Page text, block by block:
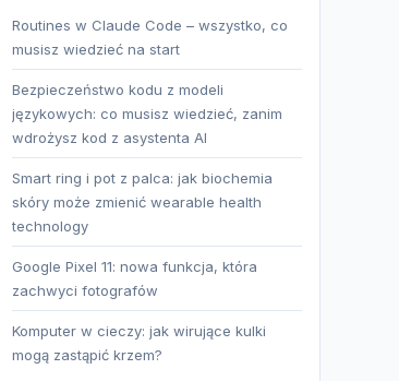
Routines w Claude Code – wszystko, co
musisz wiedzieć na start
Bezpieczeństwo kodu z modeli
językowych: co musisz wiedzieć, zanim
wdrożysz kod z asystenta AI
Smart ring i pot z palca: jak biochemia
skóry może zmienić wearable health
technology
Google Pixel 11: nowa funkcja, która
zachwyci fotografów
Komputer w cieczy: jak wirujące kulki
mogą zastąpić krzem?